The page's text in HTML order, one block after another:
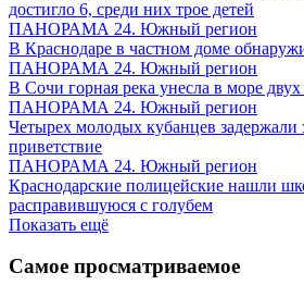
достигло 6, среди них трое детей
ПАНОРАМА 24. Южный регион
В Краснодаре в частном доме
ПАНОРАМА 24. Южный регион
В Сочи горная река унесла в море
ПАНОРАМА 24. Южный регион
Четырех молодых кубанцев задержали
приветствие
ПАНОРАМА 24. Южный регион
Краснодарские полицейские нашли
расправившуюся с голубем
Показать ещё
Самое просматриваемое